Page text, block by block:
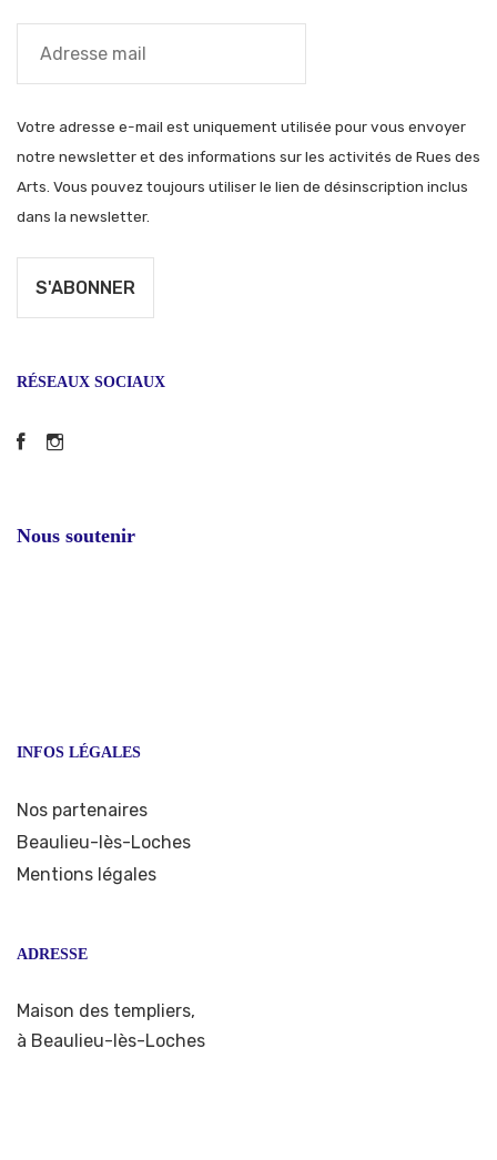
Votre adresse e-mail est uniquement utilisée pour vous envoyer
notre newsletter et des informations sur les activités de Rues des
Arts. Vous pouvez toujours utiliser le lien de désinscription inclus
dans la newsletter.
RÉSEAUX SOCIAUX
Facebook
Instagram
Nous soutenir
INFOS LÉGALES
Nos partenaires
Beaulieu-lès-Loches
Mentions légales
ADRESSE
Maison des templiers,
à Beaulieu-lès-Loches